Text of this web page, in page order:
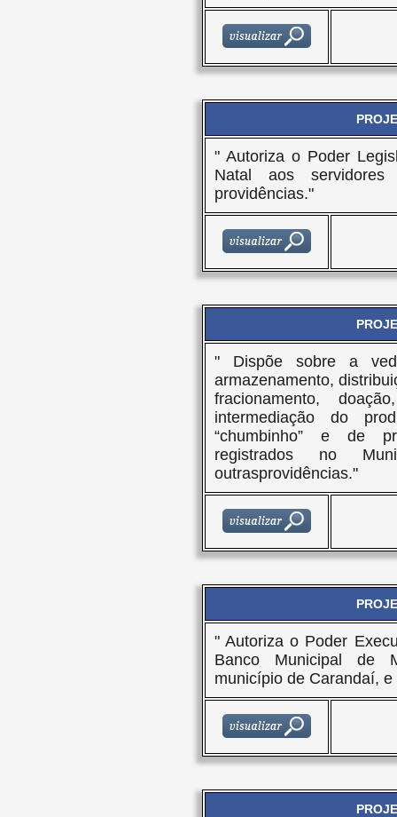
" Autoriza o Poder
Natal aos
providências."
" Dispõe sobre a
armazenamento,
fracionamento,
intermediação do
“chumbinho” e de
registrados no
outrasprovidências."
" Autoriza o Poder
Banco Municipal de
município de Carandaí,